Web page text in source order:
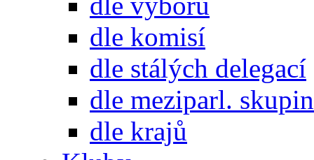
dle komisí
dle stálých delegací
dle meziparl. skupin
dle krajů